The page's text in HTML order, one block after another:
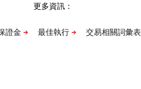
更多資訊：